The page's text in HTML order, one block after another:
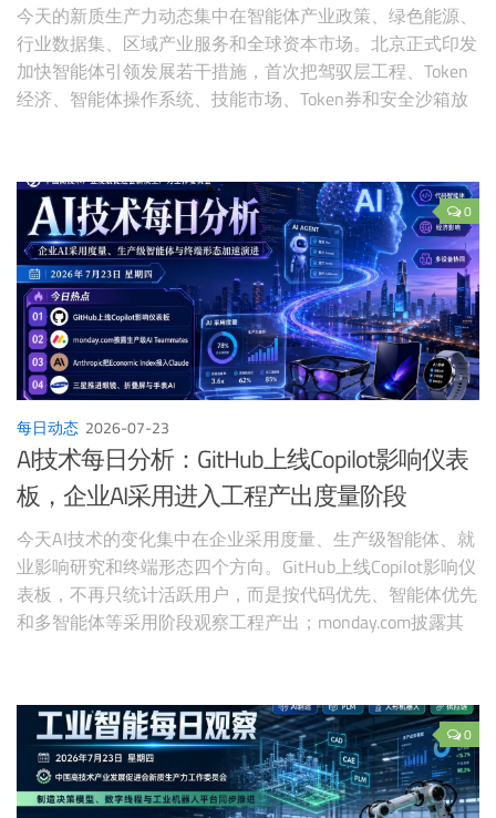
今天的新质生产力动态集中在智能体产业政策、绿色能源、
行业数据集、区域产业服务和全球资本市场。北京正式印发
加快智能体引领发展若干措施，首次把驾驭层工程、Token
经济、智能体操作系统、技能市场、Token券和安全沙箱放
连、AI功率预测和新能源市场智能决策。武汉公开征求高质
量数据集支持政策，单个项目最高奖励200万元。无锡高新
区成立人工智能产业发展促进中心，整合算力、Token、工
具链和智能体资源。国际市场上，Alphabet提高资本开支预
期后股价下跌7%，纳斯达克跌2.15%，同时布伦特原油突破
100美元，AI投资回报与能源成本成为同一市场压力。
0
每日动态 2026-07-23
AI技术每日分析：GitHub上线Copilot影响仪表
板，企业AI采用进入工程产出度量阶段
今天AI技术的变化集中在企业采用度量、生产级智能体、就
业影响研究和终端形态四个方向。GitHub上线Copilot影响仪
表板，不再只统计活跃用户，而是按代码优先、智能体优先
和多智能体等采用阶段观察工程产出；monday.com披露其
经济影响干预研究的2亿美元基金；三星则在折叠屏、手表
和智能眼镜上推进情境化AI。
0